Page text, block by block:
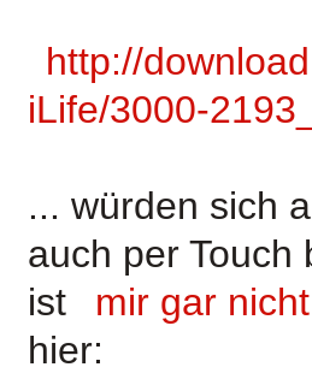
http://
iLife/3000-
... würden sich
auch per Touch
ist
mir gar
hier: